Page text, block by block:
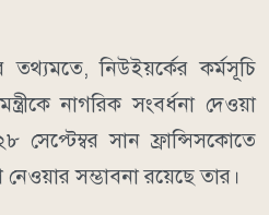
তথ্যমতে, নিউইয়র্কের কর্মসূচি
নাগরিক সংবর্ধনা দেওয়া
সান ফ্রান্সিসকোতে
সম্ভাবনা রয়েছে তার।